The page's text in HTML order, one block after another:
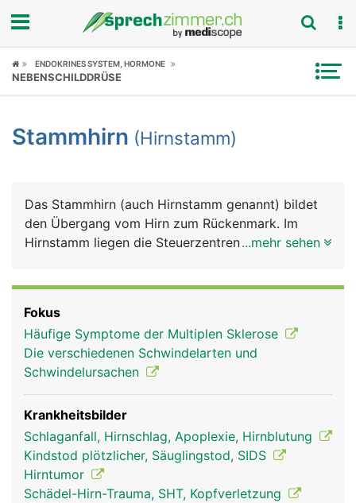
Fokus
Symptome
News
Rubriken
ENDOKRINES SYSTEM, HORMONE
NEBENSCHILDDRÜSE
Stammhirn (Hirnstamm)
Das Stammhirn (auch Hirnstamm genannt) bildet
den Übergang vom Hirn zum Rückenmark. Im
Hirnstamm liegen die Steuerzentren für
Husten, Niesen und Schlucken.
...mehr sehen
Fokus
Häufige Symptome der Multiplen Sklerose
Die verschiedenen Schwindelarten und
Schwindelursachen
Krankheitsbilder
Schlaganfall, Hirnschlag, Apoplexie, Hirnblutung
Kindstod plötzlicher, Säuglingstod, SIDS
Hirntumor
Schädel-Hirn-Trauma, SHT, Kopfverletzung